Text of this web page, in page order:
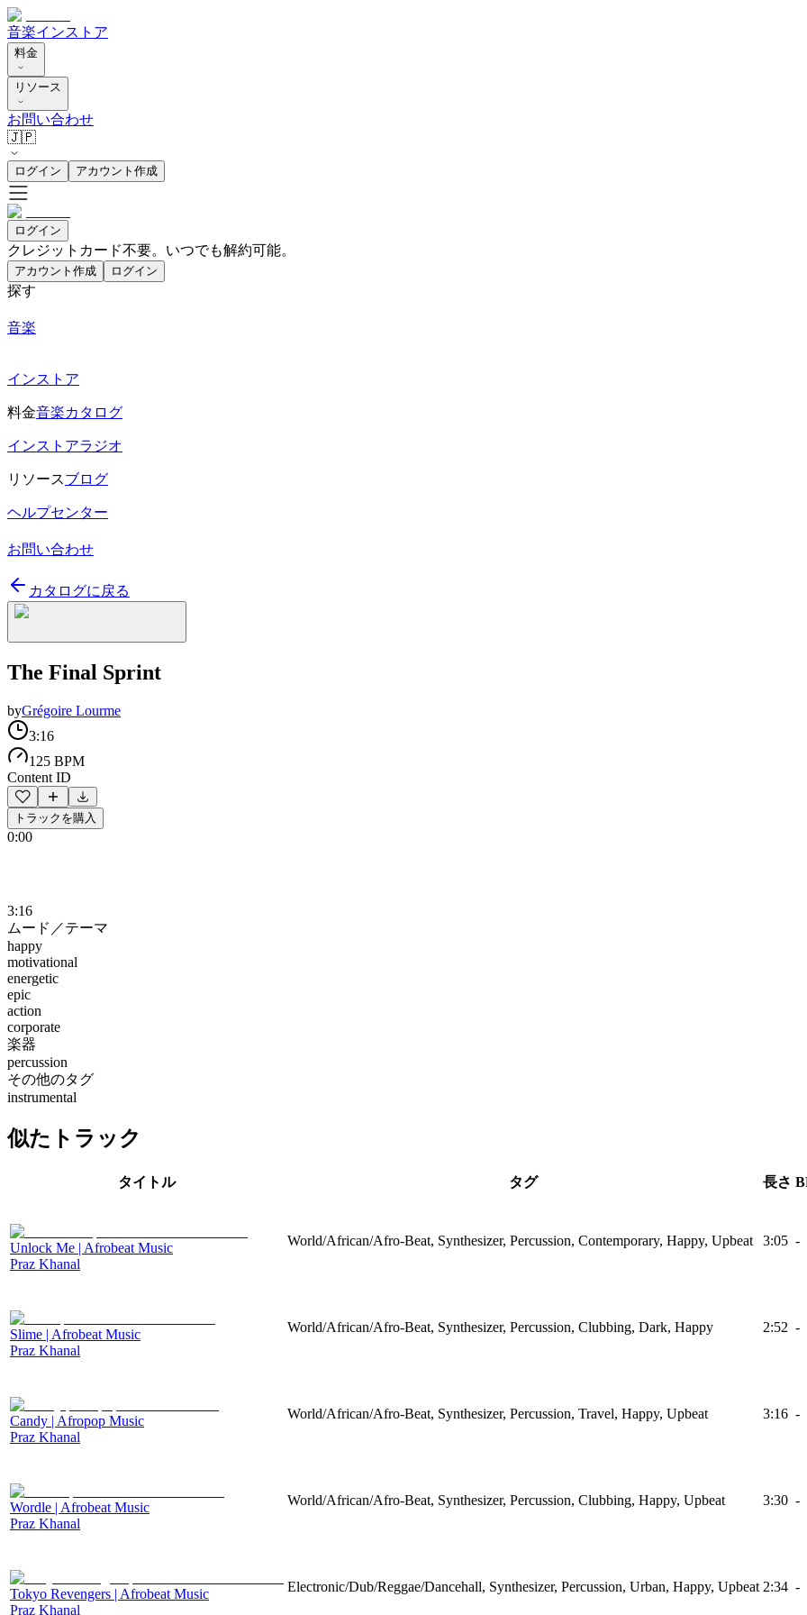
音楽インストア
料金
リソース
お問い合わせ
🇯🇵
ログイン アカウント作成
ログイン
クレジットカード不要。いつでも解約可能。
アカウント作成 ログイン
探す
音楽
インストア
料金音楽カタログ
インストアラジオ
リソースブログ
ヘルプセンター
お問い合わせ
カタログに戻る
The Final Sprint
byGrégoire Lourme
3:16
125 BPM
Content ID
トラックを購入
0:00
3:16
ムード／テーマ
happy
motivational
energetic
epic
action
corporate
楽器
percussion
その他のタグ
instrumental
似たトラック
タイトル タグ 長さ
Unlock Me | Afrobeat Music
Praz Khanal
World/African/Afro-Beat, Synthesizer, Percussion, Contemporary, Happy, Upbeat 3:05 -
Slime | Afrobeat Music
Praz Khanal
World/African/Afro-Beat, Synthesizer, Percussion, Clubbing, Dark, Happy 2:52 -
Candy | Afropop Music
Praz Khanal
World/African/Afro-Beat, Synthesizer, Percussion, Travel, Happy, Upbeat 3:16 -
Wordle | Afrobeat Music
Praz Khanal
World/African/Afro-Beat, Synthesizer, Percussion, Clubbing, Happy, Upbeat 3:30 -
Tokyo Revengers | Afrobeat Music
Praz Khanal
Electronic/Dub/Reggae/Dancehall, Synthesizer, Percussion, Urban, Happy, Upbeat 2:34 -